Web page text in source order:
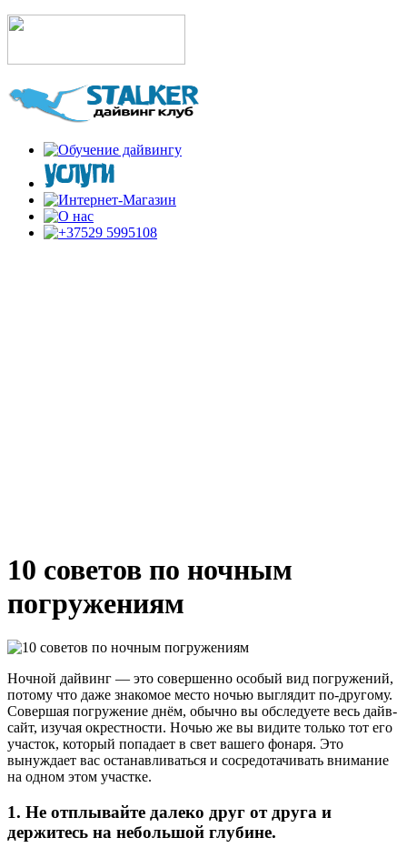
10 советов по ночным
погружениям
Ночной дайвинг — это совершенно особый вид погружений,
потому что даже знакомое место ночью выглядит по-другому.
Совершая погружение днём, обычно вы обследуете весь дайв-
сайт, изучая окрестности. Ночью же вы видите только тот его
участок, который попадает в свет вашего фонаря. Это
вынуждает вас останавливаться и сосредотачивать внимание
на одном этом участке.
1. Не отплывайте далеко друг от друга и
держитесь на небольшой глубине.